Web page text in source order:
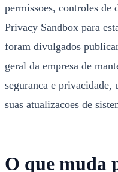
permissoes, controles de
Privacy Sandbox para
foram divulgados
geral da empresa de
seguranca e privacidade,
suas atualizacoes de
O que muda